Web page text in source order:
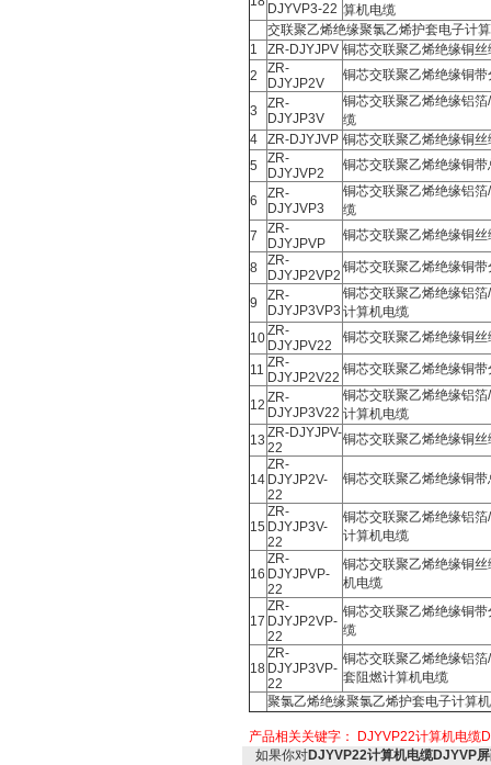
DJYVP3-22 算机电缆
交联聚乙烯绝缘聚氯乙烯护套电子计
1
ZR-DJYJPV 铜芯交联聚乙烯绝缘铜
2
ZR-
DJYJP2V
铜芯交联聚乙烯绝缘铜
3
ZR-
DJYJP3V
铜芯交联聚乙烯绝缘铝
缆
4
ZR-DJYJVP 铜芯交联聚乙烯绝缘铜
5
ZR-
DJYJVP2
铜芯交联聚乙烯绝缘铜
6
ZR-
DJYJVP3
铜芯交联聚乙烯绝缘铝
缆
7
ZR-
DJYJPVP
铜芯交联聚乙烯绝缘铜
8
ZR-
DJYJP2VP2
铜芯交联聚乙烯绝缘铜
9
ZR-
DJYJP3VP3
铜芯交联聚乙烯绝缘铝
计算机电缆
10ZR-
DJYJPV22
铜芯交联聚乙烯绝缘铜
11 ZR-
DJYJP2V22
铜芯交联聚乙烯绝缘铜
12 ZR-
DJYJP3V22
铜芯交联聚乙烯绝缘铝
计算机电缆
13 ZR-DJYJPV-
22
铜芯交联聚乙烯绝缘铜
14
ZR-
DJYJP2V-
22
铜芯交联聚乙烯绝缘铜
15
ZR-
DJYJP3V-
22
铜芯交联聚乙烯绝缘铝
计算机电缆
16
ZR-
DJYJPVP-
22
铜芯交联聚乙烯绝缘铜
机电缆
17
ZR-
DJYJP2VP-
22
铜芯交联聚乙烯绝缘铜
缆
18
ZR-
DJYJP3VP-
22
铜芯交联聚乙烯绝缘铝
套阻燃计算机电缆
聚氯乙烯绝缘聚氯乙烯护套电子计算
产品相关关键字：
DJYVP22计算机电缆
如果你对DJYVP22计算机电缆DJYVP